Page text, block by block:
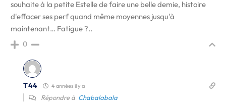
souhaite à la petite Estelle de faire une belle demie, histoire
d'effacer ses perf quand même moyennes jusqu'à
maintenant… Fatigue ?..
0
T44 4 années il y a
Répondre à Chabalabala